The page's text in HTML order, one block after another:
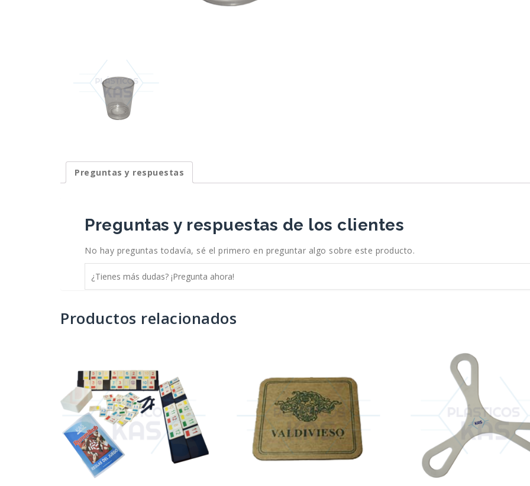
Preguntas y respuestas
Preguntas y respuestas de los clientes
No hay preguntas todavía, sé el primero en preguntar algo sobre este producto.
Productos relacionados